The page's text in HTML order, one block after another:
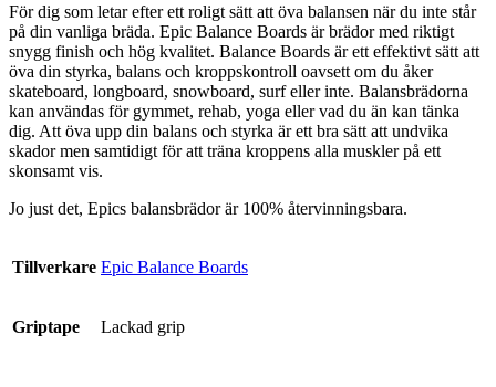
För dig som letar efter ett roligt sätt att öva balansen när du inte står
på din vanliga bräda. Epic Balance Boards är brädor med riktigt
snygg finish och hög kvalitet. Balance Boards är ett effektivt sätt att
öva din styrka, balans och kroppskontroll oavsett om du åker
skateboard, longboard, snowboard, surf eller inte. Balansbrädorna
kan användas för gymmet, rehab, yoga eller vad du än kan tänka
dig. Att öva upp din balans och styrka är ett bra sätt att undvika
skador men samtidigt för att träna kroppens alla muskler på ett
skonsamt vis.
Jo just det, Epics balansbrädor är 100% återvinningsbara.
Tillverkare Epic Balance Boards
Griptape Lackad grip